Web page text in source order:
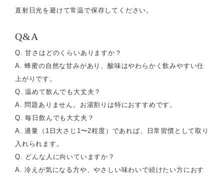
直射日光を避けて常温で保存してください。
Q&A
Q. 甘さはどのくらいありますか？
A. 蜂蜜の自然な甘みがあり、酸味はやわらかく飲みやすい仕
上がりです。
Q. 温めて飲んでも大丈夫？
A. 問題ありません。お湯割りは特におすすめです。
Q. 毎日飲んでも大丈夫？
A. 適量（1日大さじ1〜2程度）であれば、日常習慣として取り
入れられます。
Q. どんな人に向いていますか？
A. 冷えが気になる方や、やさしい味わいで続けたい方におす